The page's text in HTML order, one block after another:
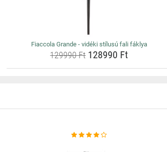
Fiaccola Grande - vidéki stílusú fali fáklya
129990 Ft128990 Ft